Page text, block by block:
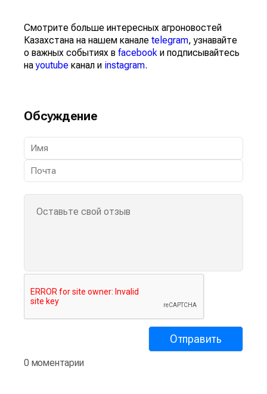
Смотрите больше интересных агроновостей
Казахстана на нашем канале telegram, узнавайте
о важных событиях в facebook и подписывайтесь
наyoutube канал и instagram.
Обсуждение
0 моментарии